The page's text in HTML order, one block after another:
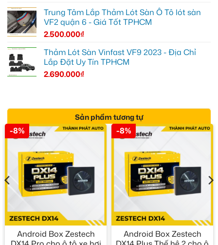
Trung Tâm Lắp Thảm Lót Sàn Ô Tô lót sàn
VF2 quận 6 - Giá Tốt TPHCM
2.500.000₫
Thảm Lót Sàn Vinfast VF9 2023 - Địa Chỉ
Lắp Đặt Uy Tín TPHCM
2.690.000₫
Sản phẩm tương tự
-8%
Android Box Zestech
-8%
Android Box Zestech